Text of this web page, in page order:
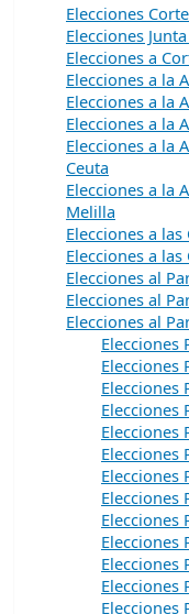
Elecciones
Elecciones
Elecciones a
Elecciones a la
Elecciones a la
Elecciones a la
Elecciones a la
Ceuta
Elecciones a la
Melilla
Elecciones a
Elecciones a
Elecciones al
Elecciones al
Elecciones al
Elecciones
Elecciones
Elecciones
Elecciones
Elecciones
Elecciones
Elecciones
Elecciones
Elecciones
Elecciones
Elecciones
Elecciones
Elecciones